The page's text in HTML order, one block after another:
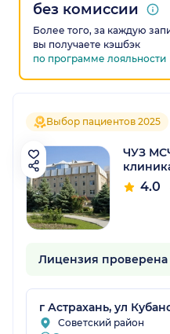
без комиссии
Более того, за каждую
вы получаете кэшбэк
по программе лояльности
Выбор пациентов 2025
ЧУЗ
4.0
Лицензия проверена
г Астрахань, ул
Советский район